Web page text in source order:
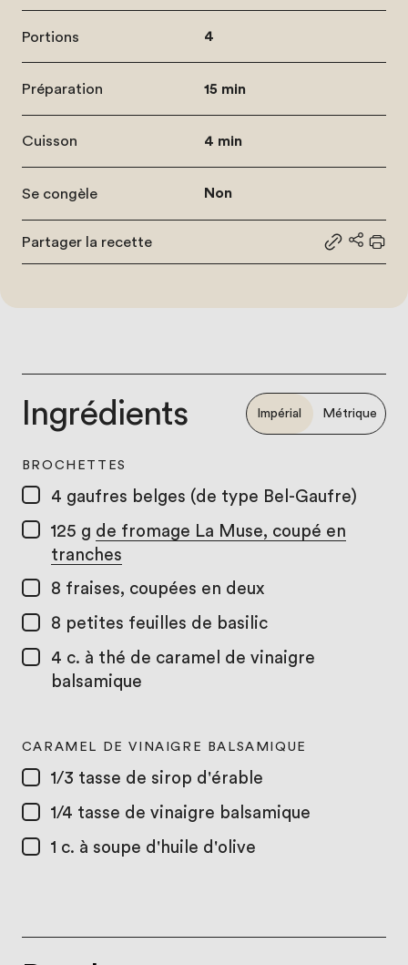
Portions 4
Préparation 15 min
Cuisson 4 min
Se congèle Non
Partager la recette
Partager
Ingrédients Impérial Métrique
BROCHETTES
4 gaufres belges (de type Bel-Gaufre)
125 g de fromage La Muse, coupé en
tranches
8 fraises, coupées en deux
8 petites feuilles de basilic
4 c. à thé de caramel de vinaigre
balsamique
CARAMEL DE VINAIGRE BALSAMIQUE
1/3 tasse de sirop d'érable
1/4 tasse de vinaigre balsamique
1 c. à soupe d'huile d'olive